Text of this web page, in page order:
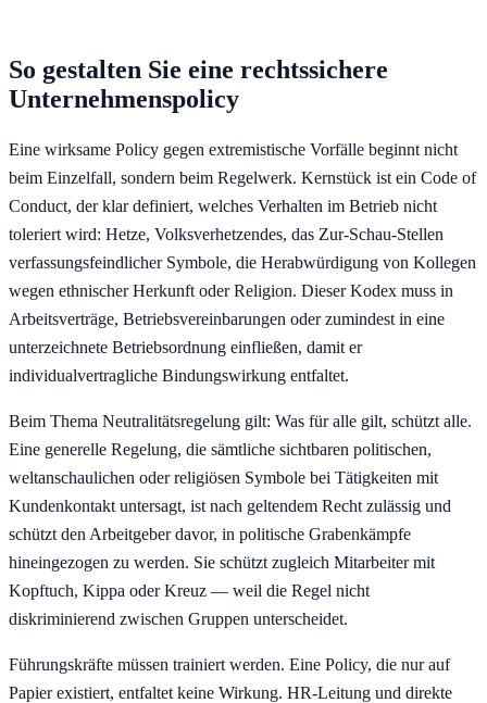
So gestalten Sie eine rechtssichere
Unternehmenspolicy
Eine wirksame Policy gegen extremistische Vorfälle beginnt nicht
beim Einzelfall, sondern beim Regelwerk. Kernstück ist ein Code of
Conduct, der klar definiert, welches Verhalten im Betrieb nicht
toleriert wird: Hetze, Volksverhetzendes, das Zur-Schau-Stellen
verfassungsfeindlicher Symbole, die Herabwürdigung von Kollegen
wegen ethnischer Herkunft oder Religion. Dieser Kodex muss in
Arbeitsverträge, Betriebsvereinbarungen oder zumindest in eine
unterzeichnete Betriebsordnung einfließen, damit er
individualvertragliche Bindungswirkung entfaltet.
Beim Thema Neutralitätsregelung gilt: Was für alle gilt, schützt alle.
Eine generelle Regelung, die sämtliche sichtbaren politischen,
weltanschaulichen oder religiösen Symbole bei Tätigkeiten mit
Kundenkontakt untersagt, ist nach geltendem Recht zulässig und
schützt den Arbeitgeber davor, in politische Grabenkämpfe
hineingezogen zu werden. Sie schützt zugleich Mitarbeiter mit
Kopftuch, Kippa oder Kreuz — weil die Regel nicht
diskriminierend zwischen Gruppen unterscheidet.
Führungskräfte müssen trainiert werden. Eine Policy, die nur auf
Papier existiert, entfaltet keine Wirkung. HR-Leitung und direkte